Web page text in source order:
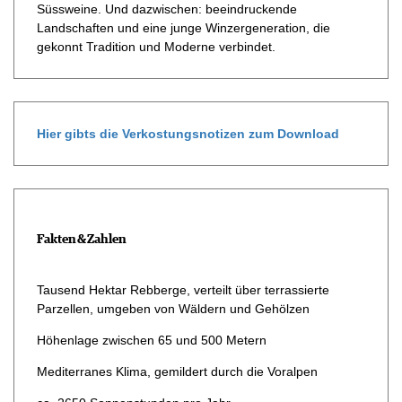
Süssweine. Und dazwischen: beeindruckende
Landschaften und eine junge Winzergeneration, die
gekonnt Tradition und Moderne verbindet.
Hier gibts die Verkostungsnotizen zum Download
Fakten & Zahlen
Tausend Hektar Rebberge, verteilt über terrassierte
Parzellen, umgeben von Wäldern und Gehölzen
Höhenlage zwischen 65 und 500 Metern
Mediterranes Klima, gemildert durch die Voralpen